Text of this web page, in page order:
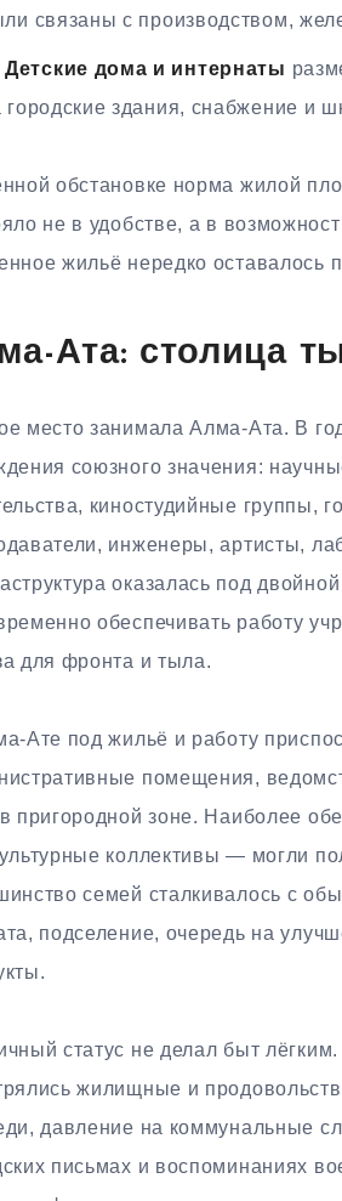
связаны с производством,
Детские дома и интернаты
городские здания, снабжение и
обстановке норма жилой
не в удобстве, а в
жильё нередко оставалось
Ата: столица
место занимала Алма-Ата. В
союзного значения:
киностудийные группы,
инженеры, артисты,
оказалась под
обеспечивать работу
для фронта и тыла.
Ате под жильё и работу
помещения,
пригородной зоне. Наиболее
коллективы — могли
семей сталкивалось с
подселение, очередь на
статус не делал быт
жилищные и
давление на коммунальные
письмах и воспоминаниях